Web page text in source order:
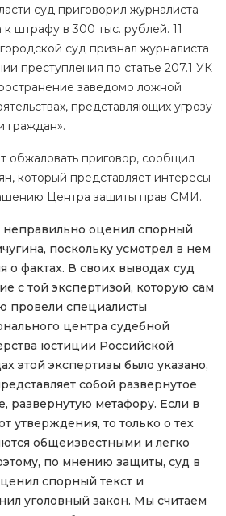
суд приговорил журналиста
штрафу в 300 тыс. рублей. 11
суд признал журналиста
преступления по статье 207.1 УК
заведомо ложной
представляющих угрозу
граждан».
обжаловать приговор, сообщил
который представляет интересы
Центра защиты прав СМИ.
неправильно оценил спорный
поскольку усмотрел в нем
фактах. В своих выводах суд
с той экспертизой, которую сам
провели специалисты
центра судебной
юстиции Российской
этой экспертизы было указано,
собой развернутое
развернутую метафору. Если в
утверждения, то только о тех
общеизвестными и легко
по мнению защиты, суд в
спорный текст и
уголовный закон. Мы считаем